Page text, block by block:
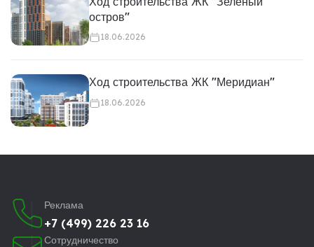
остров"
18.06.2026
Ход строительства ЖК "Меридиан"
18.06.2026
Реклама
+7 (499) 226 23 16
Сотрудничество